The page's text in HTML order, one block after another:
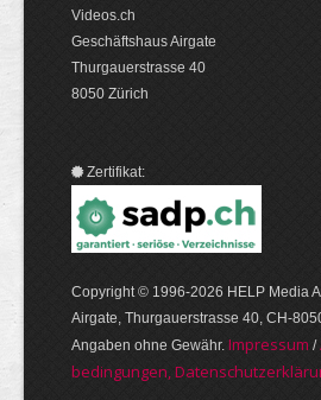
Videos.ch
Geschäftshaus Airgate
Thurgauerstrasse 40
8050 Zürich
Zertifikat:
Copyright © 1996-2026 HELP Media
Airgate, Thurgauer­strasse 40, CH-
Angaben ohne Gewähr. Im­pres­sum /
bedin­gungen,